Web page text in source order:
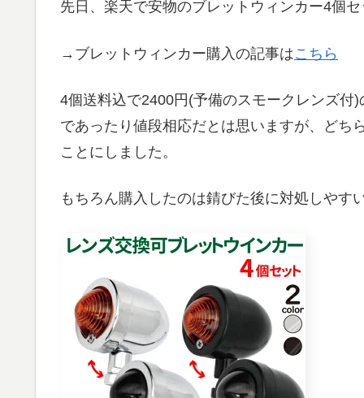
先日、楽天で安物のブレットウィンカー4個
→ブレットウィンカー購入の記事はこちら
4個送料込で2400円(予備のスモークレンズ
であったり値段相応だとは思いますが、どち
ことにしました。
もちろん購入したのは錆びた後に対処しやす